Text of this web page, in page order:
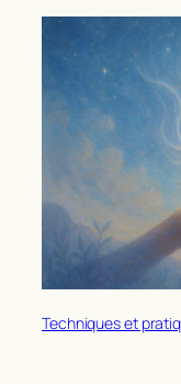
Techniques et